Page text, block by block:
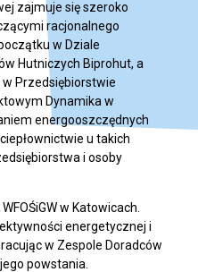
zajmuje się szeroko
racjonalnego
w Dziale
Hutniczych Biprohut, a
Przedsiębiorstwie
Dynamika w
energooszczędnych
u takich
i osoby
w Katowicach.
energetycznej i
w Zespole Doradców
powstania.